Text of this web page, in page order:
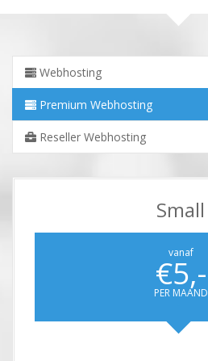
Webhosting
Premium Webhosting
Reseller Webhosting
Small
vanaf
€5,-
PER MAAND